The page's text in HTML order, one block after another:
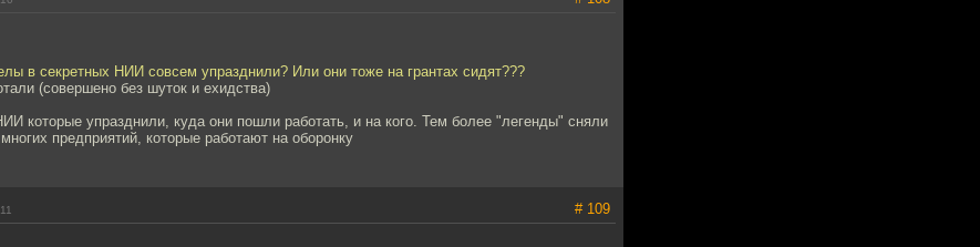
в секретных НИИ совсем упразднили? Или они тоже на грантах сидят???
(совершено без шуток и ехидства)
которые упразднили, куда они пошли работать, и на кого. Тем более "легенды" сняли
предприятий, которые работают на оборонку
# 109